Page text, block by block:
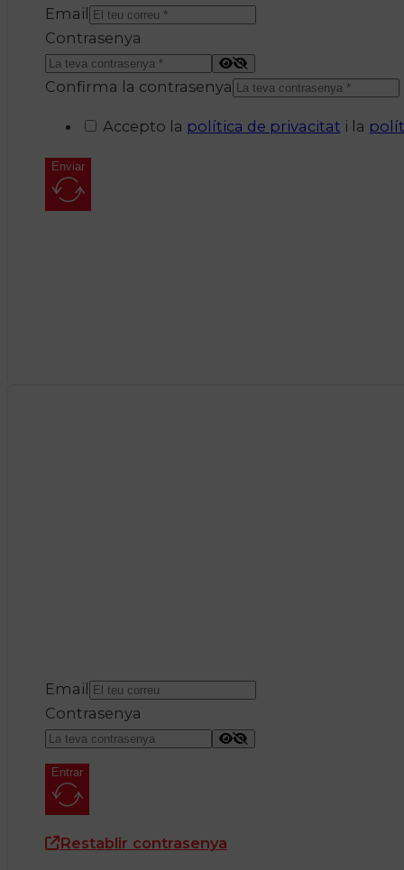
Email
Contrasenya
Confirma la contrasenya
Accepto la política de privacitat i la
Enviar
Email
Contrasenya
Entrar
Restablir contrasenya